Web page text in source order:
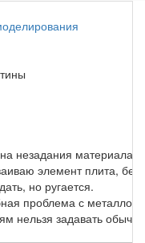
незадания материала
элемент плита,
но ругается.
проблема с
нельзя задавать